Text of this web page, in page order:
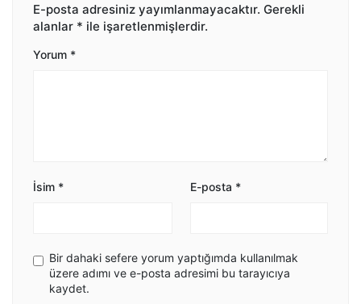
E-posta adresiniz yayımlanmayacaktır. Gerekli
alanlar * ile işaretlenmişlerdir.
Yorum *
İsim * E-posta *
Bir dahaki sefere yorum yaptığımda kullanılmak
üzere adımı ve e-posta adresimi bu tarayıcıya
kaydet.